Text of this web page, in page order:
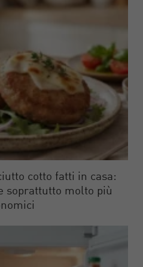
cotto fatti in casa:
soprattutto molto più